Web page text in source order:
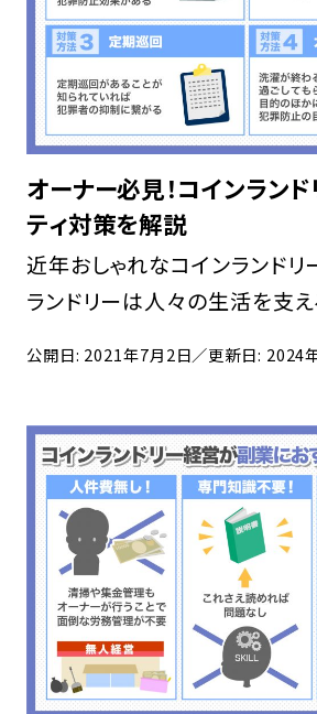
オーナー必見！コインラン
ティ対策を解説
近年おしゃれなコインランドリ
ランドリーは人々の生活を支
営するうえで押さえておきたい
対 […]
公開日: 2021年7月2日／更新日: 2024